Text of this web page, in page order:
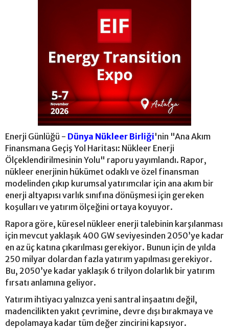
Enerji Günlüğü - Dünya Nükleer Birliği'nin "Ana Akım
Finansmana Geçiş Yol Haritası: Nükleer Enerji
Ölçeklendirilmesinin Yolu" raporu yayımlandı. Rapor,
nükleer enerjinin hükümet odaklı ve özel finansman
modelinden çıkıp kurumsal yatırımcılar için ana akım bir
enerji altyapısı varlık sınıfına dönüşmesi için gereken
koşulları ve yatırım ölçeğini ortaya koyuyor.
Rapora göre, küresel nükleer enerji talebinin karşılanması
için mevcut yaklaşık 400 GW seviyesinden 2050’ye kadar
en az üç katına çıkarılması gerekiyor. Bunun için de yılda
250 milyar dolardan fazla yatırım yapılması gerekiyor.
Bu, 2050’ye kadar yaklaşık 6 trilyon dolarlık bir yatırım
fırsatı anlamına geliyor.
Yatırım ihtiyacı yalnızca yeni santral inşaatını değil,
madencilikten yakıt çevrimine, devre dışı bırakmaya ve
depolamaya kadar tüm değer zincirini kapsıyor.